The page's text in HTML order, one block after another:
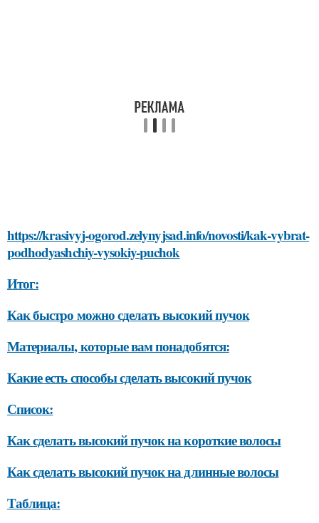
https://krasivyj-ogorod.zelynyjsad.info/novosti/kak-vybrat-
podhodyashchiy-vysokiy-puchok
Итог:
Как быстро можно сделать высокий пучок
Материалы, которые вам понадобятся:
Какие есть способы сделать высокий пучок
Список:
Как сделать высокий пучок на короткие волосы
Как сделать высокий пучок на длинные волосы
Таблица: